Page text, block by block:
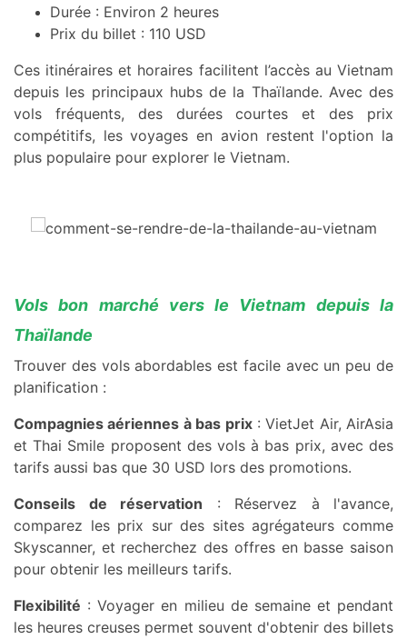
Durée : Environ 2 heures
Prix du billet : 110 USD
Ces itinéraires et horaires facilitent l’accès au Vietnam
depuis les principaux hubs de la Thaïlande. Avec des
vols fréquents, des durées courtes et des prix
compétitifs, les voyages en avion restent l'option la
plus populaire pour explorer le Vietnam.
Vols bon marché vers le Vietnam depuis la
Thaïlande
Trouver des vols abordables est facile avec un peu de
planification :
Compagnies aériennes à bas prix: VietJet Air, AirAsia
et Thai Smile proposent des vols à bas prix, avec des
tarifs aussi bas que 30 USD lors des promotions.
Conseils de réservation : Réservez à l'avance,
comparez les prix sur des sites agrégateurs comme
Skyscanner, et recherchez des offres en basse saison
pour obtenir les meilleurs tarifs.
Flexibilité : Voyager en milieu de semaine et pendant
les heures creuses permet souvent d'obtenir des billets